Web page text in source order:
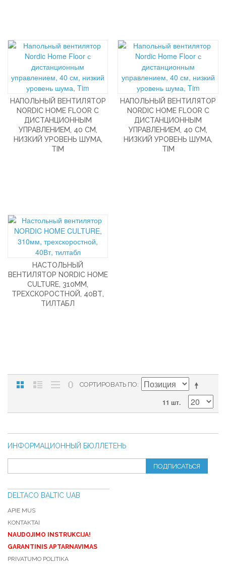
НАПОЛЬНЫЙ ВЕНТИЛЯТОР
NORDIC HOME FLOOR С
ДИСТАНЦИОННЫМ
УПРАВЛЕНИЕМ, 40 СМ,
НИЗКИЙ УРОВЕНЬ ШУМА,
TIM
НАПОЛЬНЫЙ ВЕНТИЛЯТОР
NORDIC HOME FLOOR С
ДИСТАНЦИОННЫМ
УПРАВЛЕНИЕМ, 40 СМ,
НИЗКИЙ УРОВЕНЬ ШУМА,
TIM
НАСТОЛЬНЫЙ
ВЕНТИЛЯТОР NORDIC HOME
CULTURE, 310ММ,
ТРЕХСКОРОСТНОЙ, 40ВТ,
ТИЛТАБЛ
СОРТИРОВАТЬ ПО
11 шт.
ИНФОРМАЦИОННЫЙ БЮЛЛЕТЕНЬ
ПОДПИСАТЬСЯ
DELTACO BALTIC UAB
APIE MUS
KONTAKTAI
NAUDOJIMO INSTRUKCIJA!
GARANTINIS APTARNAVIMAS
PRIVATUMO POLITIKA